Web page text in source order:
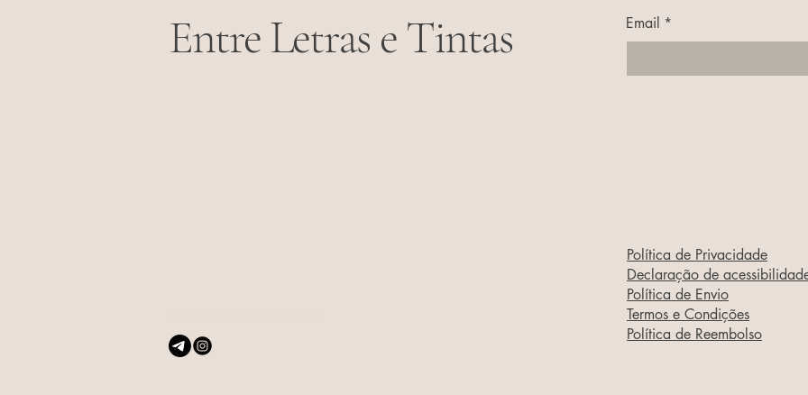
Entre Letras e Tintas Email *
Política de Privacidade
Declaração de
Política de Envio
Termos e Condições
Política de Reembolso